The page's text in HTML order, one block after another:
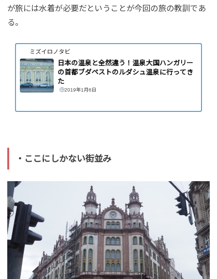
が旅には水着が必要だということが今回の旅の教訓であ
る。
ミズイロノタビ
日本の温泉と全然違う！温泉大国ハンガリー
の首都ブダペストのルダシュ温泉に行ってき
た
2019年1月6日
・ここにしかない街並み